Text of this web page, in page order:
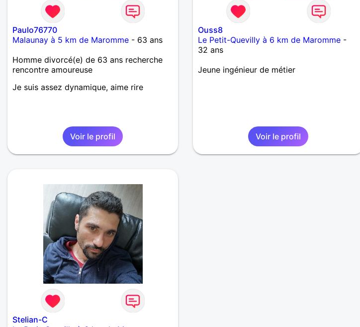
Paulo76770
Malaunay à 5 km de Maromme - 63 ans
Homme divorcé(e) de 63 ans recherche
rencontre amoureuse
Je suis assez dynamique, aime rire
Voir le profil
Ouss8
Le Petit-Quevilly à 6 km de Maromme -
32 ans
Jeune ingénieur de métier
Voir le profil
Stelian-C